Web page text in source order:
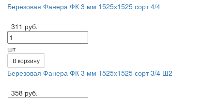
Березовая Фанера ФК 3 мм 1525х1525 сорт 4/4
311 руб.
шт
В корзину
Березовая Фанера ФК 3 мм 1525х1525 сорт 3/4 Ш2
358 руб.